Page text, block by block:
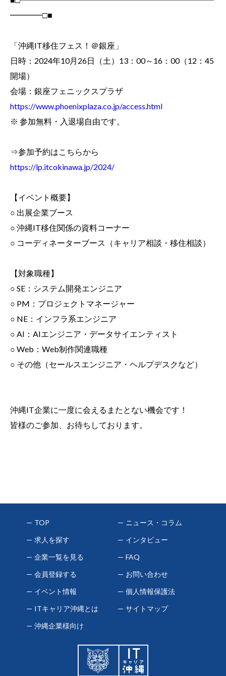
━━━━□■
「沖縄IT移住フェス！＠銀座」
日時：2024年10月26日（土）13：00～16：00（12：45
開場）
会場：銀座フェニックスプラザ
https://www.phoenixplaza.co.jp/access.html
※ 参加無料・入退場自由です。
⇒参加予約はこちらから
https://lp.itcokinawa.jp/2024/
【イベント概要】
○ 出展企業ブース
○ 沖縄IT移住関係の資料コーナー
○ コーディネーターブース（キャリア相談・移住相談）
【対象職種】
○ SE：システム開発エンジニア
○ PM：プロジェクトマネージャー
○ NE：インフラ系エンジニア
○ AI：AIエンジニア・データサイエンティスト
○ Web：Web制作関連職種
○ その他（セールスエンジニア・ヘルプデスクなど）
沖縄IT企業に一度に会えるまたとない機会です！
皆様のご参加、お待ちしております。
TOP
求人を探す
企業一覧を見る
会員登録する
イベント情報
ITキャリア沖縄とは
沖縄企業様向け
ニュース・コラム
インタビュー
FAQ
お問い合わせ
個人情報保護法
サイトマップ